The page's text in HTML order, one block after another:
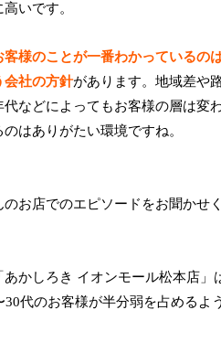
いです。
客様のことが一番わかっている
会社の方針があります。地域差や
代などによってもお客様の層は変
はありがたい環境ですね。
お店でのエピソードをお聞かせく
かしろき イオンモール松本店
代のお客様が半分弱を占めるよ